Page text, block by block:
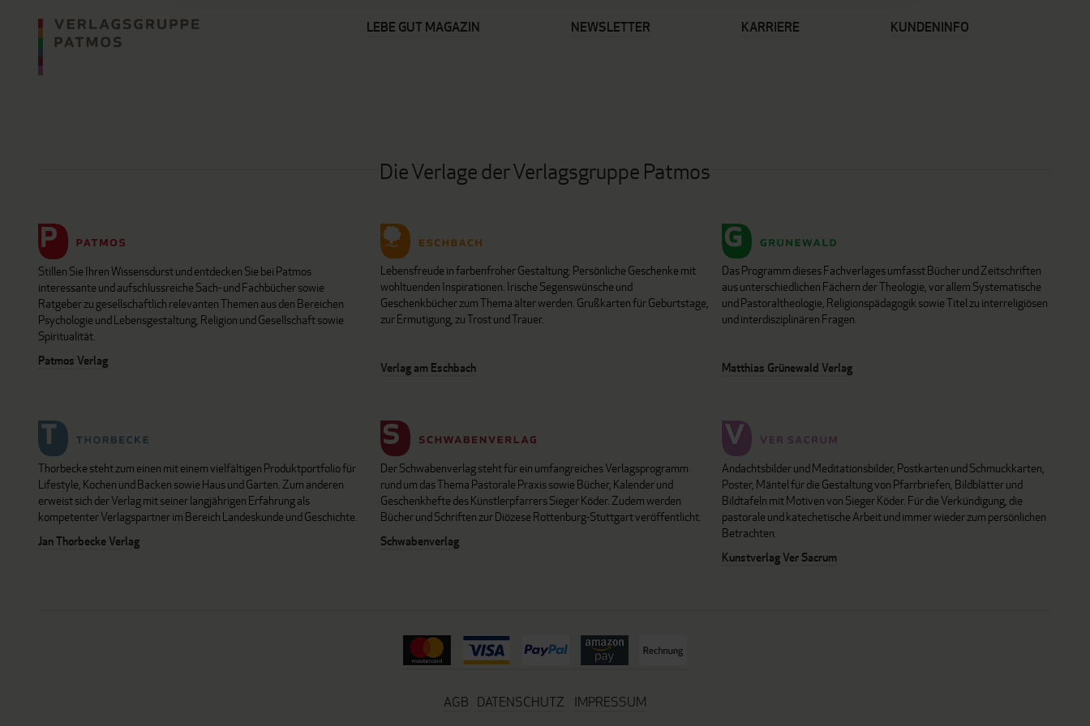
LEBE GUT MAGAZIN NEWSLETTER KARRIERE KUNDENINFO
Die Verlage der Verlagsgruppe Patmos
Stillen Sie Ihren Wissensdurst und entdecken Sie bei Patmos
interessante und aufschlussreiche Sach- und Fachbücher sowie
Ratgeber zu gesellschaftlich relevanten Themen aus den Bereichen
Psychologie und Lebensgestaltung, Religion und Gesellschaft sowie
Spiritualität.
Patmos Verlag
Lebensfreude in farbenfroher Gestaltung: Persönliche Geschenke mit
wohltuenden Inspirationen. Irische Segenswünsche und
Geschenkbücher zum Thema älter werden. Grußkarten für Geburtstage,
zur Ermutigung, zu Trost und Trauer.
Verlag am Eschbach
Das Programm dieses Fachverlages umfasst Bücher und Zeitschriften
aus unterschiedlichen Fächern der Theologie, vor allem Systematische
und Pastoraltheologie, Religionspädagogik sowie Titel zu interreligiösen
und interdisziplinären Fragen.
Matthias Grünewald Verlag
Thorbecke steht zum einen mit einem vielfältigen Produktportfolio für
Lifestyle, Kochen und Backen sowie Haus und Garten. Zum anderen
erweist sich der Verlag mit seiner langjährigen Erfahrung als
kompetenter Verlagspartner im Bereich Landeskunde und Geschichte.
Jan Thorbecke Verlag
Der Schwabenverlag steht für ein umfangreiches Verlagsprogramm
rund um das Thema Pastorale Praxis sowie Bücher, Kalender und
Geschenkhefte des Künstlerpfarrers Sieger Köder. Zudem werden
Bücher und Schriften zur Diözese Rottenburg-Stuttgart veröffentlicht.
Schwabenverlag
Andachtsbilder und Meditationsbilder, Postkarten und Schmuckkarten,
Poster, Mäntel für die Gestaltung von Pfarrbriefen, Bildblätter und
Bildtafeln mit Motiven von Sieger Köder. Für die Verkündigung, die
pastorale und katechetische Arbeit und immer wieder zum persönlichen
Betrachten.
Kunstverlag Ver Sacrum
AGB DATENSCHUTZ IMPRESSUM